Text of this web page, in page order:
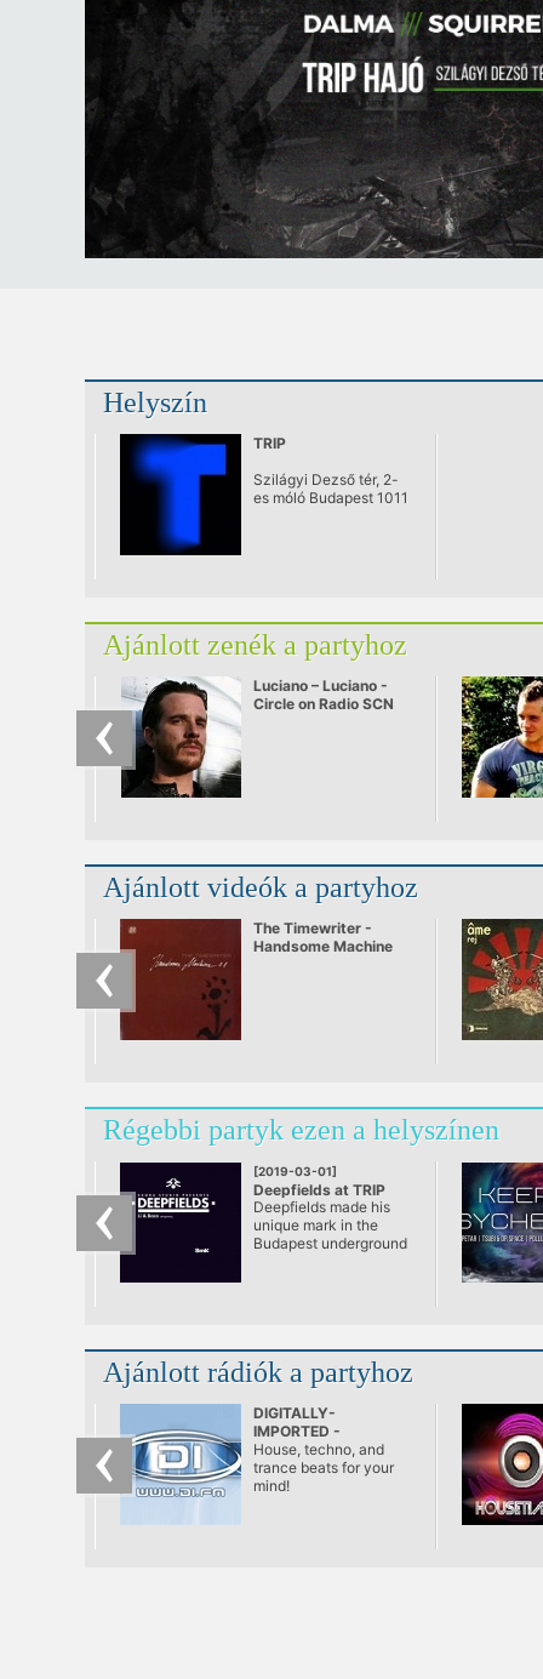
Helyszín
TRIP
Szilágyi Dezső tér, 2-
es móló Budapest 1011
Ajánlott zenék a partyhoz
Luciano – Luciano -
Circle on Radio SCN
Ajánlott videók a partyhoz
The Timewriter -
Handsome Machine
Régebbi partyk ezen a helyszínen
[2019-03-01]
Deepfields at TRIP
Deepfields made his
unique mark in the
Budapest underground
the microhouse and
deeper minimal techno
genres. Beside the
carefully selected
lineups, Szoba Studio
always enhances the
experience with
special visuals on and
Ajánlott rádiók a partyhoz
DIGITALLY-
IMPORTED -
Progressive
House, techno, and
trance beats for your
mind!